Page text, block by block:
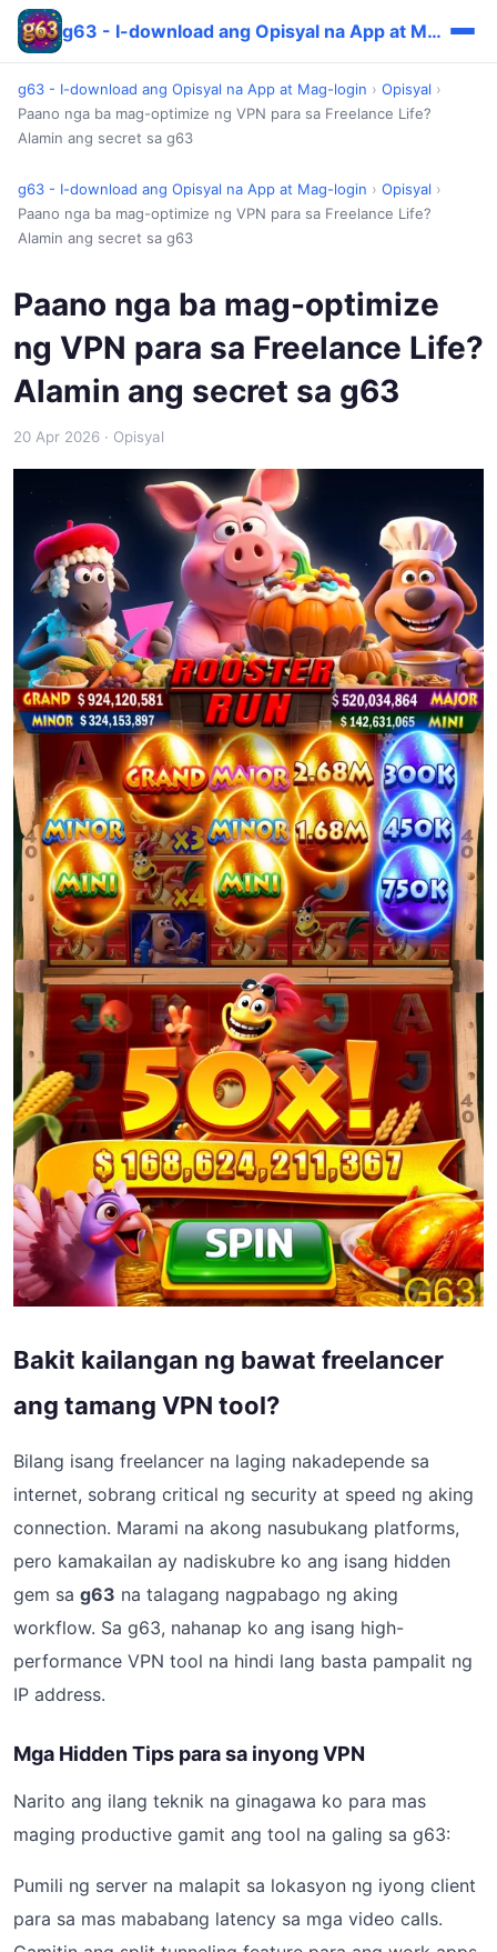
g63 - I-download ang Opisyal na App at Mag-login
g63 - I-download ang Opisyal na App at Mag-login › Opisyal ›
Paano nga ba mag-optimize ng VPN para sa Freelance Life?
Alamin ang secret sa g63
g63 - I-download ang Opisyal na App at Mag-login › Opisyal ›
Paano nga ba mag-optimize ng VPN para sa Freelance Life?
Alamin ang secret sa g63
Paano nga ba mag-optimize
ng VPN para sa Freelance Life?
Alamin ang secret sa g63
20 Apr 2026 · Opisyal
Bakit kailangan ng bawat freelancer
ang tamang VPN tool?
Bilang isang freelancer na laging nakadepende sa
internet, sobrang critical ng security at speed ng aking
connection. Marami na akong nasubukang platforms,
pero kamakailan ay nadiskubre ko ang isang hidden
gem sa g63 na talagang nagpabago ng aking
workflow. Sa g63, nahanap ko ang isang high-
performance VPN tool na hindi lang basta pampalit ng
IP address.
Mga Hidden Tips para sa inyong VPN
Narito ang ilang teknik na ginagawa ko para mas
maging productive gamit ang tool na galing sa g63:
Pumili ng server na malapit sa lokasyon ng iyong client
para sa mas mababang latency sa mga video calls.